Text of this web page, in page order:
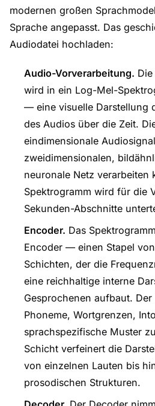
modernen großen
Sprache angepasst. Das
Audiodatei hochladen:
Audio-Vorverarbeitung.
wird in ein Log-Mel-
— eine visuelle Darstellung
des Audios über die Zeit.
eindimensionale
zweidimensionalen,
neuronale Netz verarbeiten
Spektrogramm wird für die
Sekunden-Abschnitte
Encoder. Das
Encoder — einen Stapel
Schichten, der die
eine reichhaltige interne
Gesprochenen aufbaut.
Phoneme, Wortgrenzen,
sprachspezifische Muster
Schicht verfeinert die
von einzelnen Lauten bis
prosodischen Strukturen.